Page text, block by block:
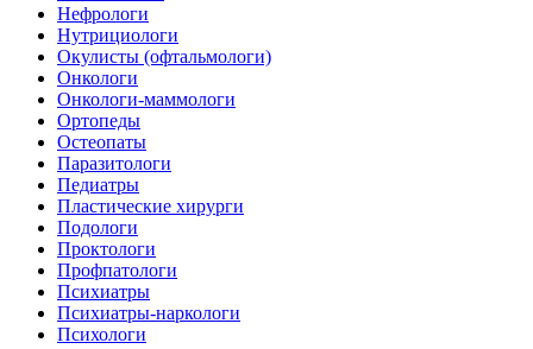
Нефрологи
Нутрициологи
Окулисты (офтальмологи)
Онкологи
Онкологи-маммологи
Ортопеды
Остеопаты
Паразитологи
Педиатры
Пластические хирурги
Подологи
Проктологи
Профпатологи
Психиатры
Психиатры-наркологи
Психологи